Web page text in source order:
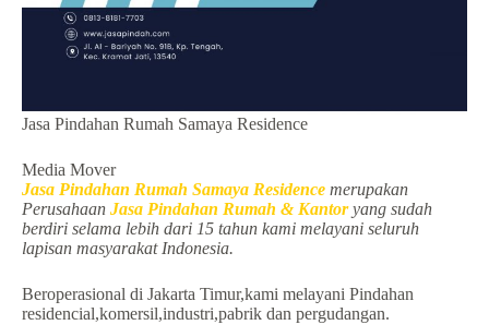
Jasa Pindahan Rumah Samaya Residence
Media Mover
Jasa Pindahan Rumah Samaya Residence merupakan
Perusahaan Jasa Pindahan Rumah & Kantor yang sudah
berdiri selama lebih dari 15 tahun kami melayani seluruh
lapisan masyarakat Indonesia.
Beroperasional di Jakarta Timur,kami melayani Pindahan
residencial,komersil,industri,pabrik dan pergudangan.